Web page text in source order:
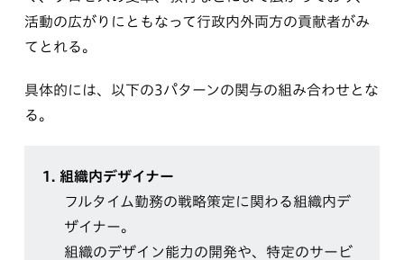
活動の広がりにともなって行政内外両方の貢献者がみ
てとれる。
具体的には、以下の3パターンの関与の組み合わせとな
る。
1. 組織内デザイナー
フルタイム勤務の戦略策定に関わる組織内デ
ザイナー。
組織のデザイン能力の開発や、特定のサービ